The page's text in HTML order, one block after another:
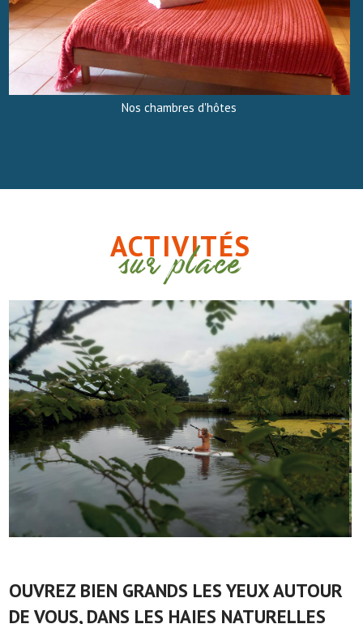
Nos chambres d'hôtes
ACTIVITÉS
sur place
OUVREZ BIEN GRANDS LES YEUX AUTOUR
DE VOUS, DANS LES HAIES NATURELLES